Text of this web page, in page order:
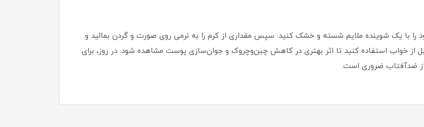
را با یک شوینده ملایم شسته و خشک کنید. سپس مقداری از کرم را به نرمی روی صورت و گردن بمالید و
از خواب استفاده کنید تا اثر بهتری در کاهش چین‌وچروک و جوان‌سازی پوست مشاهده شود. در روز، برای
ضدآفتاب ضروری است.